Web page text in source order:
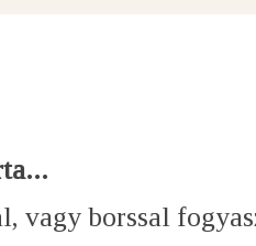
vagy borssal